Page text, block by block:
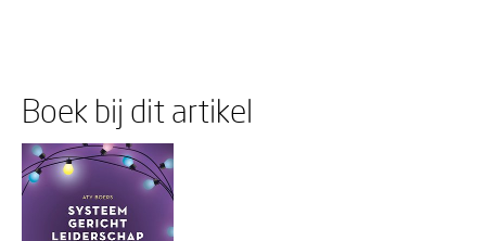
Boek bij dit artikel